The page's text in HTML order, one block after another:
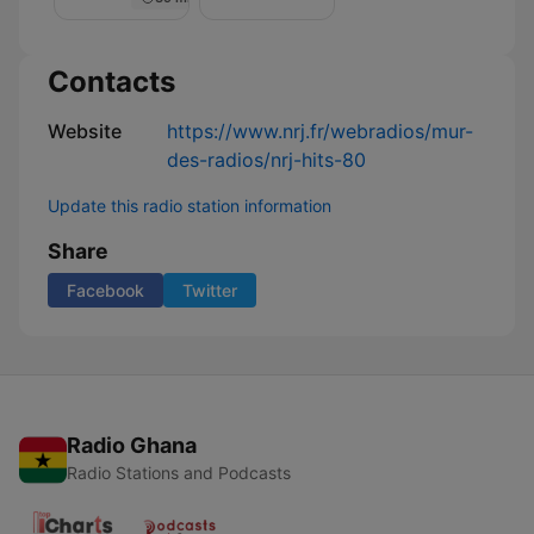
sur
NRJ
Contacts
Website
https://www.nrj.fr/webradios/mur-
des-radios/nrj-hits-80
Update this radio station information
Share
Facebook Twitter
Radio Ghana
Radio Stations and Podcasts